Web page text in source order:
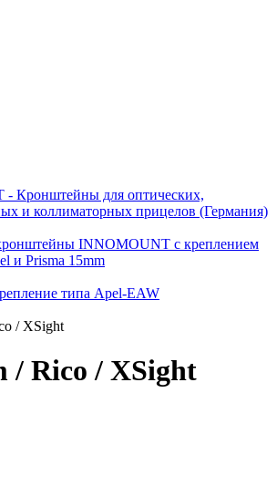
Кронштейны для оптических,
и коллиматорных прицелов (Германия)
INNOMOUNT с креплением
и Prisma 15mm
типа Apel-EAW
/ XSight
/ Rico / XSight